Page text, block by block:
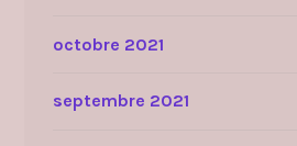
octobre 2021
septembre 2021